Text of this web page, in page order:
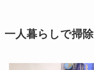
一人暮らしで掃